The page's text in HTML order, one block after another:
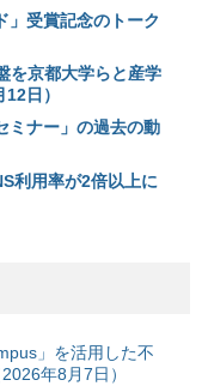
」受賞記念のトーク
を京都大学らと産学
日）
ミナー」の過去の動
利用率が2倍以上に
」を活用した不
年8月7日）